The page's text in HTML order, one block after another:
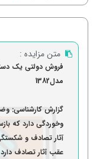
متن مزایده :
مدل1382
گزارش کارشناسی:
وخوردگی دارد که
آثار تصادف و
عقب آثار تصادف